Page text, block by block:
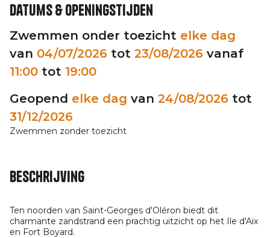
Datums & openingstijden
Zwemmen onder toezicht elke dag
van 04/07/2026 tot 23/08/2026 vanaf
11:00 tot 19:00
Geopend elke dag van 24/08/2026 tot
31/12/2026
Zwemmen zonder toezicht
Beschrijving
Ten noorden van Saint-Georges d'Oléron biedt dit
charmante zandstrand een prachtig uitzicht op het Ile d'Aix
en Fort Boyard.